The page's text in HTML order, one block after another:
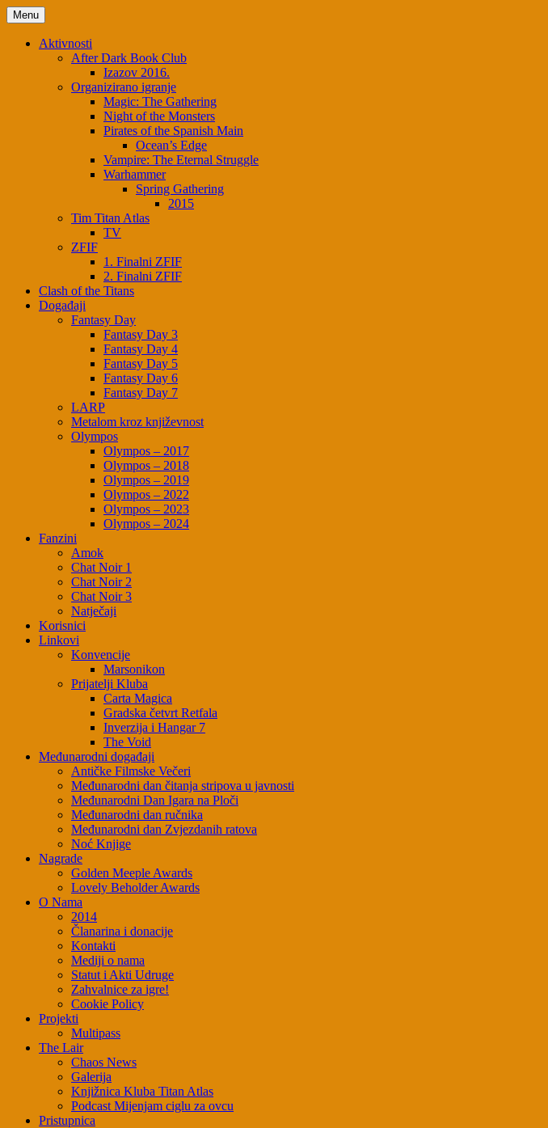
Skip
to
content
Menu
Aktivnosti
After Dark Book Club
Izazov 2016.
Organizirano igranje
Magic: The Gathering
Night of the Monsters
Pirates of the Spanish Main
Ocean’s Edge
Vampire: The Eternal Struggle
Warhammer
Spring Gathering
2015
Tim Titan Atlas
TV
ZFIF
1. Finalni ZFIF
2. Finalni ZFIF
Clash of the Titans
Događaji
Fantasy Day
Fantasy Day 3
Fantasy Day 4
Fantasy Day 5
Fantasy Day 6
Fantasy Day 7
LARP
Metalom kroz književnost
Olympos
Olympos – 2017
Olympos – 2018
Olympos – 2019
Olympos – 2022
Olympos – 2023
Olympos – 2024
Fanzini
Amok
Chat Noir 1
Chat Noir 2
Chat Noir 3
Natječaji
Korisnici
Linkovi
Konvencije
Marsonikon
Prijatelji Kluba
Carta Magica
Gradska četvrt Retfala
Inverzija i Hangar 7
The Void
Međunarodni događaji
Antičke Filmske Večeri
Međunarodni dan čitanja stripova u javnosti
Međunarodni Dan Igara na Ploči
Međunarodni dan ručnika
Međunarodni dan Zvjezdanih ratova
Noć Knjige
Nagrade
Golden Meeple Awards
Lovely Beholder Awards
O Nama
2014
Članarina i donacije
Kontakti
Mediji o nama
Statut i Akti Udruge
Zahvalnice za igre!
Cookie Policy
Projekti
Multipass
The Lair
Chaos News
Galerija
Knjižnica Kluba Titan Atlas
Podcast Mijenjam ciglu za ovcu
Pristupnica